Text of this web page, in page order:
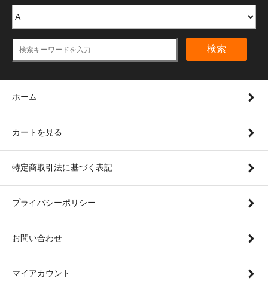
検索
ホーム
カートを見る
特定商取引法に基づく表記
プライバシーポリシー
お問い合わせ
マイアカウント